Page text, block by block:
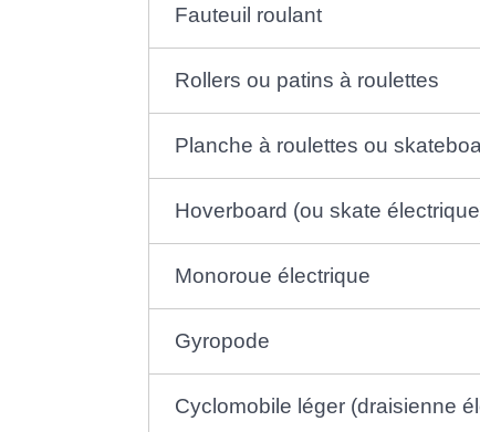
Fauteuil roulant
Rollers ou patins à roulettes
Planche à roulettes ou
Hoverboard (ou skate
Monoroue électrique
Gyropode
Cyclomobile léger (draisienne